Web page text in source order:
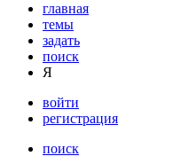
главная
темы
задать
поиск
Я
войти
регистрация
поиск